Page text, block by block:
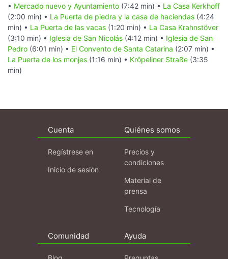
• Mercado nuevo y Ayuntamiento (7:42 min) • La Casa Kerkhoff
(2:00 min) • La Puerta de piedra y la casa de haciendas (4:24
min) • La Puerta de las vacas (1:20 min) • La Casa Krahnstöver
(3:10 min) • Iglesia de San Nicolás (4:12 min) • Iglesia de San
Pedro (6:01 min) • El Convento de Santa Catarina (2:07 min) •
La Puerta de los monjes (1:16 min) • Kröpeliner Straße (3:35
min)
Cuenta
Regístrese en
Inicio de sesión
Quiénes somos
Precios y
condiciones
Material de
prensa
Tecnología
Comunidad Ayuda